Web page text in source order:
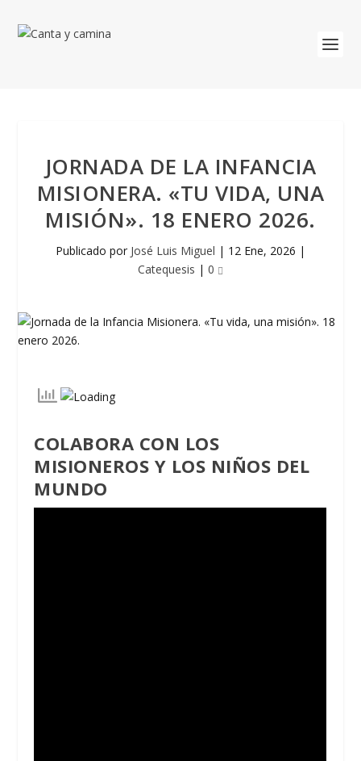
JORNADA DE LA INFANCIA
MISIONERA. «TU VIDA, UNA
MISIÓN». 18 ENERO 2026.
Publicado por José Luis Miguel | 12 Ene, 2026 |
Catequesis | 0
COLABORA CON LOS
MISIONEROS Y LOS NIÑOS DEL
MUNDO